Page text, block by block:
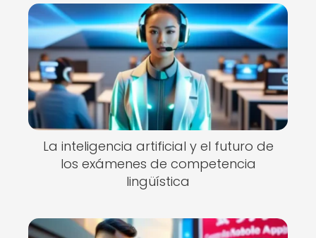
La inteligencia artificial y el futuro de
los exámenes de competencia
lingüística